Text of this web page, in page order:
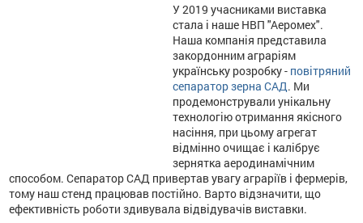
У 2019 учасниками виставка
стала і наше НВП "Аеромех".
Наша компанія представила
закордонним аграріям
українську розробку - повітряний
сепаратор зерна САД. Ми
продемонстрували унікальну
технологію отримання якісного
насіння, при цьому агрегат
відмінно очищає і калібрує
зернятка аеродинамічним
способом. Сепаратор САД привертав увагу аграріїв і фермерів,
тому наш стенд працював постійно. Варто відзначити, що
ефективність роботи здивувала відвідувачів виставки.